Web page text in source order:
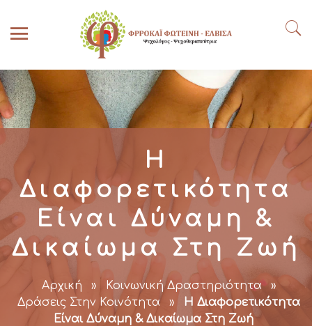
Η
Διαφορετικότητα
Είναι Δύναμη &
Δικαίωμα Στη Ζωή
Αρχική » Κοινωνική Δραστηριότητα »
Δράσεις Στην Κοινότητα
»
Η Διαφορετικότητα
Είναι Δύναμη & Δικαίωμα Στη Ζωή